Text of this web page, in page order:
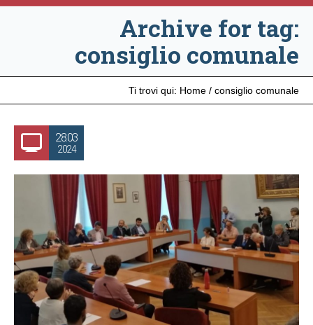
Archive for tag:
consiglio comunale
Ti trovi qui: Home / consiglio comunale
28.03
2024